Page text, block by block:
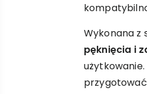
Wykonana z
pęknięcia i